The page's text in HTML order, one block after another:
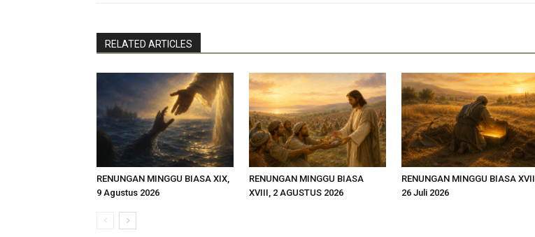
RELATED ARTICLES
RENUNGAN MINGGU BIASA XIX,
9 Agustus 2026
RENUNGAN MINGGU BIASA
XVIII, 2 AGUSTUS 2026
RENUNGAN MINGGU BIASA XVII,
26 Juli 2026